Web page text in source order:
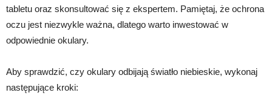
tabletu oraz skonsultować się z ekspertem. Pamiętaj, że ochrona
oczu jest niezwykle ważna, dlatego warto inwestować w
odpowiednie okulary.
Aby sprawdzić, czy okulary odbijają światło niebieskie, wykonaj
następujące kroki: